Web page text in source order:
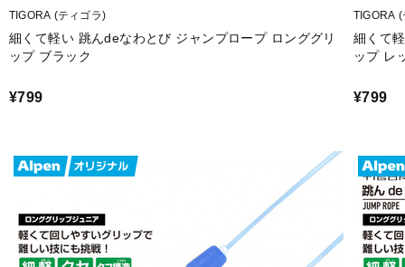
TIGORA (ティゴラ)
細くて軽い 跳んdeなわとび ジャンプロープ ロンググリ
ップ ブラック
¥799
TIGORA
細くて
ップ レ
¥799